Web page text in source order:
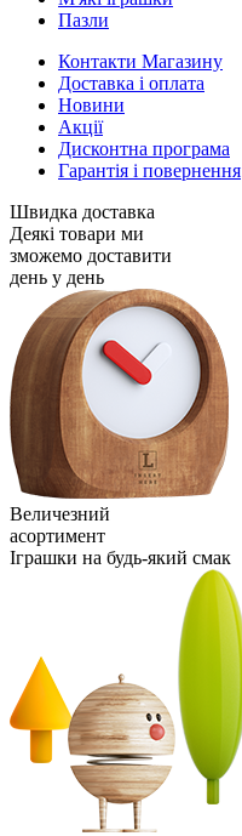
Пазли
Контакти Магазину
Доставка і оплата
Новини
Акції
Дисконтна програма
Гарантія і повернення
Швидка доставка
Деякі товари ми
зможемо доставити
день у день
Величезний
асортимент
Іграшки на будь-який смак